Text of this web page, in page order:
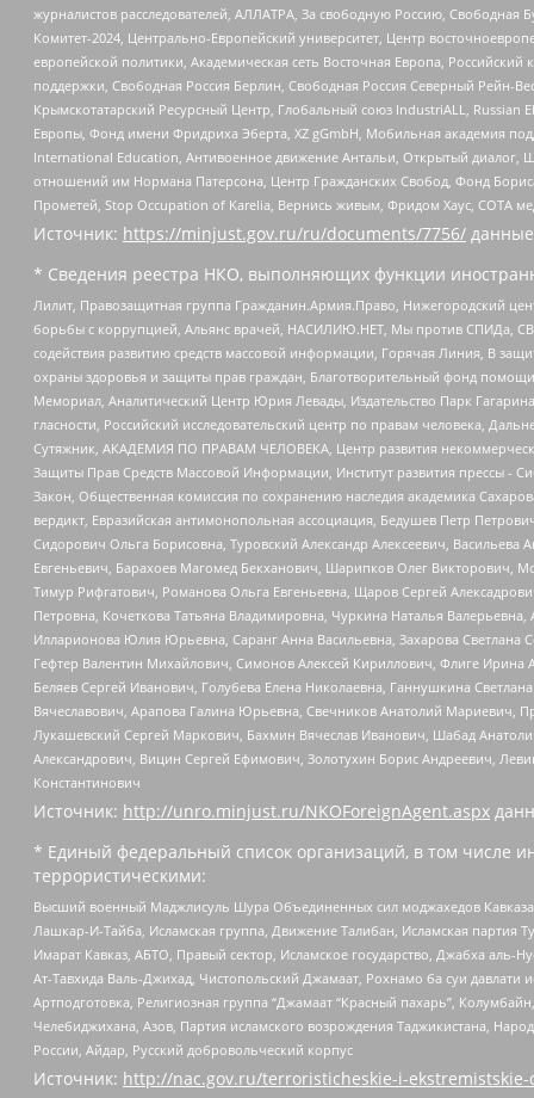
журналистов расследователей, АЛЛАТРА, За свободную Россию,
Комитет-2024, Центрально-Европейский университет, Центр
европейской политики, Академическая сеть Восточная Европа,
поддержки, Свободная Россия Берлин, Свободная Россия Северный Рейн-
Крымскотатарский Ресурсный Центр, Глобальный союз IndustriALL,
Европы, Фонд имени Фридриха Эберта, XZ gGmbH, Мобильная академия
International Education, Антивоенное движение Антальи, Открытый
отношений им Нормана Патерсона, Центр Гражданских Свобод, Фонд
Прометей, Stop Occupation of Karelia, Вернись живым, Фридом Хаус, СОТА
Источник: https://minjust.gov.ru/ru/documents/7756/
* Сведения реестра НКО, выполняющих функции
Лилит, Правозащитная группа Гражданин.Армия.Право, Нижегородский
борьбы с коррупцией, Альянс врачей, НАСИЛИЮ.НЕТ, Мы против СПИДа,
содействия развитию средств массовой информации, Горячая Линия, В
охраны здоровья и защиты прав граждан, Благотворительный фонд
Мемориал, Аналитический Центр Юрия Левады, Издательство Парк
гласности, Российский исследовательский центр по правам человека,
Сутяжник, АКАДЕМИЯ ПО ПРАВАМ ЧЕЛОВЕКА, Центр развития
Защиты Прав Средств Массовой Информации, Институт развития прессы -
Закон, Общественная комиссия по сохранению наследия академика
вердикт, Евразийская антимонопольная ассоциация, Бедушев Петр
Сидорович Ольга Борисовна, Туровский Александр Алексеевич,
Евгеньевич, Барахоев Магомед Бекханович, Шарипков Олег Викторович,
Тимур Рифгатович, Романова Ольга Евгеньевна, Щаров Сергей
Петровна, Кочеткова Татьяна Владимировна, Чуркина Наталья
Илларионова Юлия Юрьевна, Саранг Анна Васильевна, Захарова
Гефтер Валентин Михайлович, Симонов Алексей Кириллович, Флиге
Беляев Сергей Иванович, Голубева Елена Николаевна, Ганнушкина
Вячеславович, Арапова Галина Юрьевна, Свечников Анатолий Мариевич,
Лукашевский Сергей Маркович, Бахмин Вячеслав Иванович, Шабад
Александрович, Вицин Сергей Ефимович, Золотухин Борис Андреевич,
Константинович
Источник: http://unro.minjust.ru/NKOForeignAgent.aspx
* Единый федеральный список организаций, в том числе
террористическими:
Высший военный Маджлисуль Шура Объединенных сил моджахедов
Лашкар-И-Тайба, Исламская группа, Движение Талибан, Исламская
Имарат Кавказ, АБТО, Правый сектор, Исламское государство, Джабха
Ат-Тавхида Валь-Джихад, Чистопольский Джамаат, Рохнамо ба суи
Артподготовка, Религиозная группа “Джамаат “Красный пахарь”,
Челебиджихана, Азов, Партия исламского возрождения Таджикистана,
России, Айдар, Русский добровольческий корпус
Источник: http://nac.gov.ru/terroristicheskie-i-